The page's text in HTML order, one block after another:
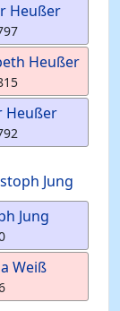
Heußer
Heußer
Heußer
Jung
Jung
Weiß